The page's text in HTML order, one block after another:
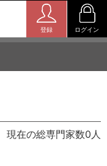
登録 ログイン
現在の総専門家数0人